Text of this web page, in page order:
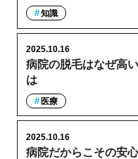
知識
病院の脱毛はなぜ高
は
2025.10.16
医療
病院だからこその安
2025.10.16